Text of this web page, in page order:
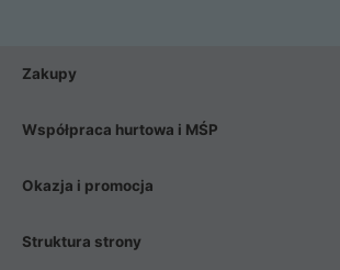
Zakupy
Współpraca hurtowa i MŚP
Okazja i promocja
Struktura strony